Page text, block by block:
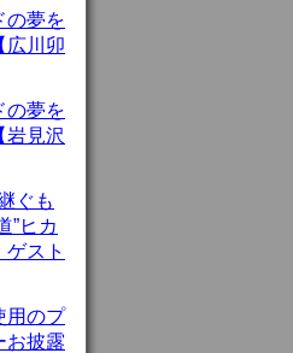
の夢を
広川卯
の夢を
岩見沢
ぐも
”ヒカ
スト
用のプ
お披露